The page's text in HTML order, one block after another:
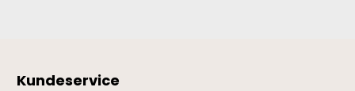
Kundeservice